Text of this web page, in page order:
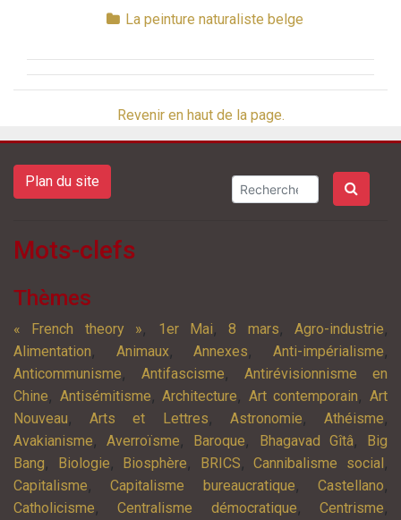
La peinture naturaliste belge
Revenir en haut de la page.
Plan du site
Mots-clefs
Thèmes
« French theory », 1er Mai,8 mars, Agro-industrie,
Alimentation, Animaux,Annexes,Anti-impérialisme,
Anticommunisme, Antifascisme, Antirévisionnisme en
Chine, Antisémitisme,Architecture, Art contemporain,Art
Nouveau,Arts et Lettres, Astronomie,Athéisme,
Avakianisme,Averroïsme, Baroque, Bhagavad Gîtâ,
Big
Bang, Biologie, Biosphère, BRICS,Cannibalisme social ,
Capitalisme,Capitalisme bureaucratique,Castellano,
Catholicisme,Centralisme démocratique,Centrisme,